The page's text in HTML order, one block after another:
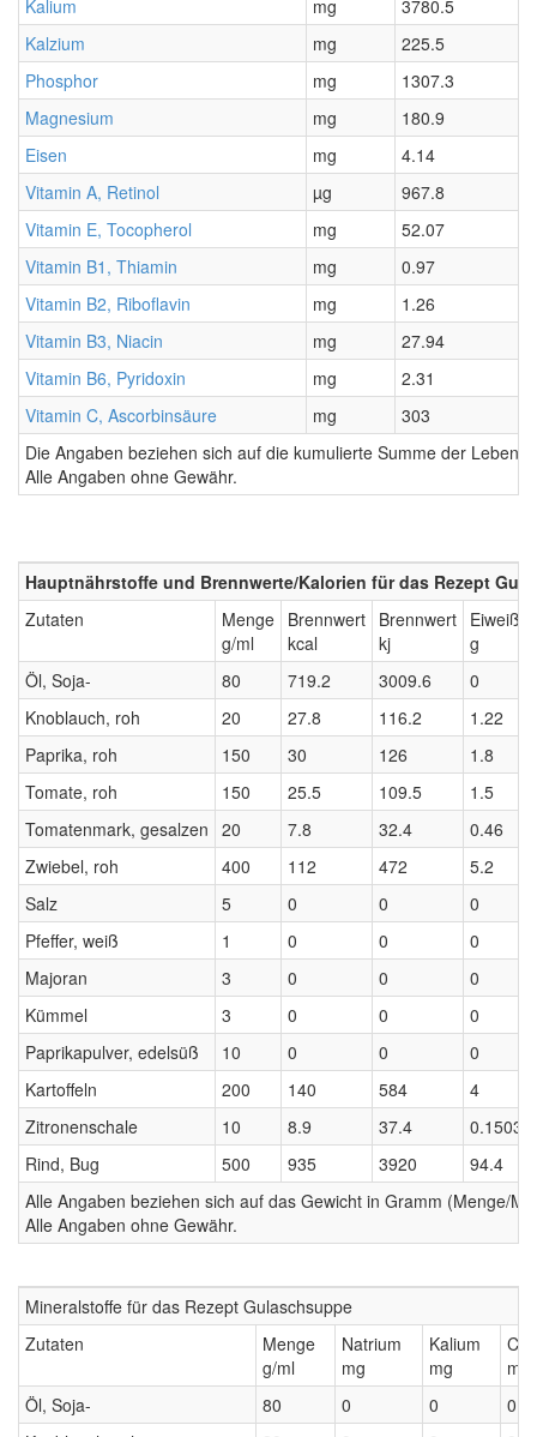
Kalium mg 3780.5
Kalzium
mg 225.5
Phosphor
mg 1307.3
Magnesium
mg 180.9
Eisen
mg 4.14
Vitamin A, Retinol
µg 967.8
Vitamin E, Tocopherol
mg 52.07
Vitamin B1, Thiamin
mg 0.97
Vitamin B2, Riboflavin
mg 1.26
Vitamin B3, Niacin
mg 27.94
Vitamin B6, Pyridoxin
mg 2.31
Vitamin C, Ascorbinsäure
mg 303
Die Angaben beziehen sich auf die kumulierte Summe der
Alle Angaben ohne Gewähr.
Hauptnährstoffe und Brennwerte/Kalorien für das Rezept
Zutaten
Menge
g/ml
Brennwert
kcal
Brennwert
kj
Eiweiß
g
Öl, Soja-
80 719.2 3009.6 0
Knoblauch, roh
20 27.8 116.2 1.22
Paprika, roh
150 30 126 1.8
Tomate, roh
150 25.5 109.5 1.5
Tomatenmark, gesalzen 20 7.8 32.4 0.46
Zwiebel, roh
400 112 472 5.2
Salz
5 0 0 0
Pfeffer, weiß
1 0 0 0
Majoran
3 0 0 0
Kümmel
3 0 0 0
Paprikapulver, edelsüß
10 0 0 0
Kartoffeln
200 140 584 4
Zitronenschale
10 8.9 37.4 0.1503
Rind, Bug
500 935 3920 94.4
Alle Angaben beziehen sich auf das Gewicht in Gramm (Menge/
Alle Angaben ohne Gewähr.
Mineralstoffe für das Rezept Gulaschsuppe
Zutaten
Menge
g/ml
Natrium
mg
Kalium
mg
mg
Öl, Soja-
80 0 0
0